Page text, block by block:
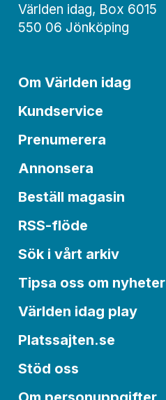
Världen idag, Box 6015
550 06 Jönköping
Om Världen idag
Kundservice
Prenumerera
Annonsera
Beställ magasin
RSS-flöde
Sök i vårt arkiv
Tipsa oss om nyheter
Världen idag play
Platssajten.se
Stöd oss